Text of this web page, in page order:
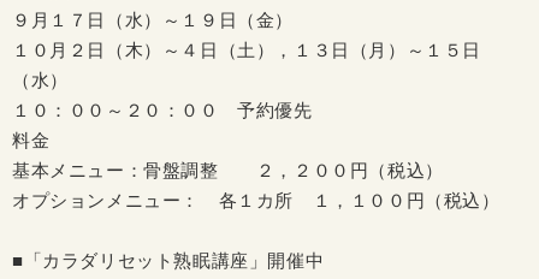
９月１７日（水）～１９日（金）
１０月２日（木）～４日（土），１３日（月）～１５日
（水）
１０：００～２０：００ 予約優先
料金
基本メニュー：骨盤調整 ２，２００円（税込）
オプションメニュー： 各１カ所 １，１００円（税込）
■「カラダリセット熟眠講座」開催中